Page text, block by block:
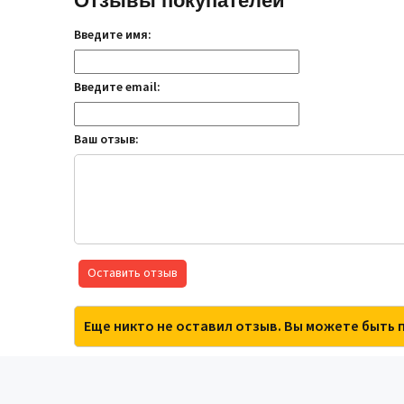
Введите имя:
Введите email:
Ваш отзыв:
Оставить отзыв
Еще никто не оставил отзыв. Вы можете быть